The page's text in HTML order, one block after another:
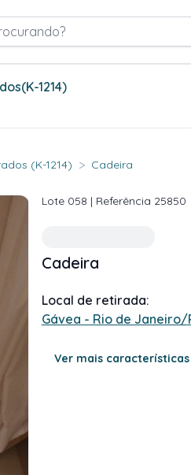
(K-1214)
(K-1214) > Cadeira
Lote 058 | Referência 25850
Cadeira
Local de retirada:
Gávea - Rio de Janeiro/
Ver mais características